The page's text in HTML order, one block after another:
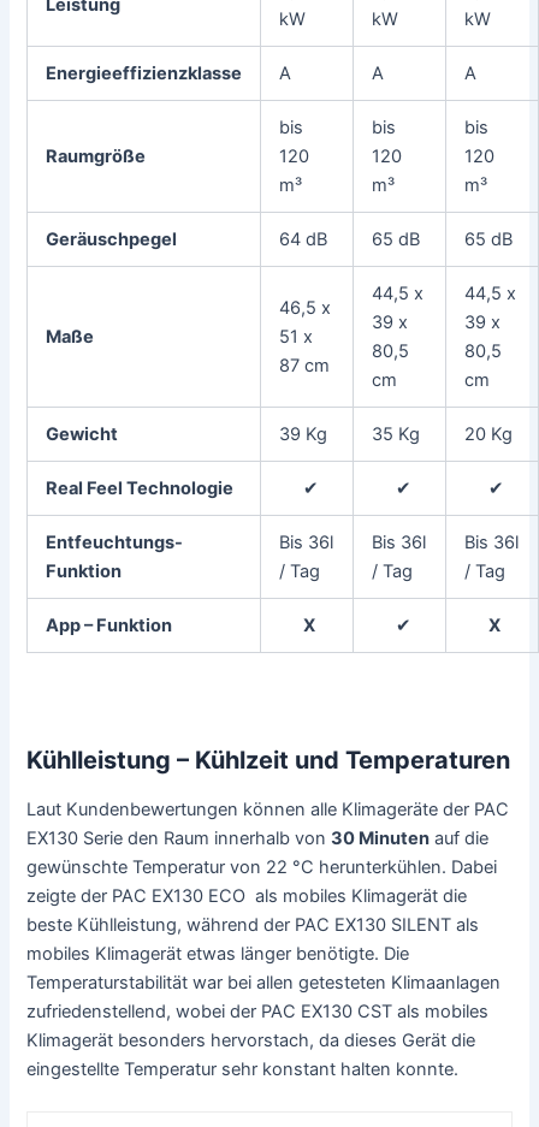
Leistung
kW
kW
kW
Energieeffizienzklasse A A A
Raumgröße
bis
120
m³
bis
120
m³
bis
120
m³
Geräuschpegel 64 dB 65 dB 65 dB
Maße
46,5 x
51 x
87 cm
44,5 x
39 x
80,5
cm
44,5 x
39 x
80,5
cm
Gewicht 39 Kg 35 Kg 20 Kg
Real Feel Technologie ✔ ✔ ✔
Entfeuchtungs-
Funktion
Bis 36l
/ Tag
Bis 36l
/ Tag
Bis 36l
/ Tag
App – Funktion X ✔ X
Kühlleistung – Kühlzeit und Temperaturen
Laut Kundenbewertungen können alle Klimageräte der PAC
EX130 Serie den Raum innerhalb von30 Minuten auf die
gewünschte Temperatur von 22 °C herunterkühlen. Dabei
zeigte der PAC EX130 ECO als mobiles Klimagerät die
beste Kühlleistung, während der PAC EX130 SILENT als
mobiles Klimagerät etwas länger benötigte. Die
Temperaturstabilität war bei allen getesteten Klimaanlagen
zufriedenstellend, wobei der PAC EX130 CST als mobiles
Klimagerät besonders hervorstach, da dieses Gerät die
eingestellte Temperatur sehr konstant halten konnte.